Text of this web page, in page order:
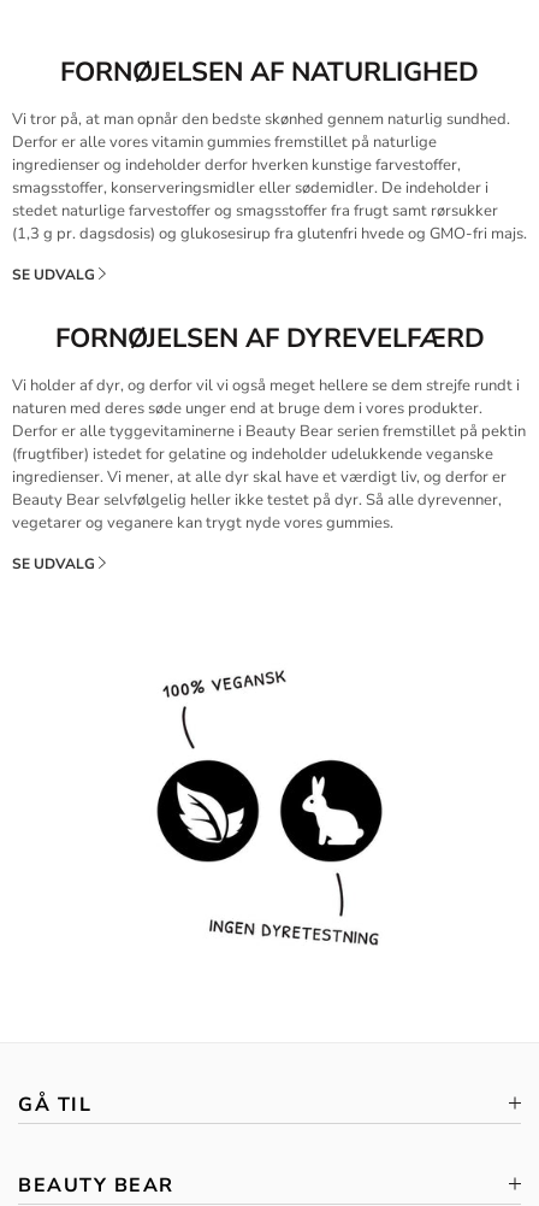
FORNØJELSEN AF NATURLIGHED
Vi tror på, at man opnår den bedste skønhed gennem naturlig sundhed.
Derfor er alle vores vitamin gummies fremstillet på naturlige
ingredienser og indeholder derfor hverken kunstige farvestoffer,
smagsstoffer, konserveringsmidler eller sødemidler. De indeholder i
stedet naturlige farvestoffer og smagsstoffer fra frugt samt rørsukker
(1,3 g pr. dagsdosis) og glukosesirup fra glutenfri hvede og GMO-fri majs.
SE UDVALG
FORNØJELSEN AF DYREVELFÆRD
Vi holder af dyr, og derfor vil vi også meget hellere se dem strejfe rundt i
naturen med deres søde unger end at bruge dem i vores produkter.
Derfor er alle tyggevitaminerne i Beauty Bear serien fremstillet på pektin
(frugtfiber) istedet for gelatine og indeholder udelukkende veganske
ingredienser. Vi mener, at alle dyr skal have et værdigt liv, og derfor er
Beauty Bear selvfølgelig heller ikke testet på dyr. Så alle dyrevenner,
vegetarer og veganere kan trygt nyde vores gummies.
SE UDVALG
GÅ TIL
BEAUTY BEAR